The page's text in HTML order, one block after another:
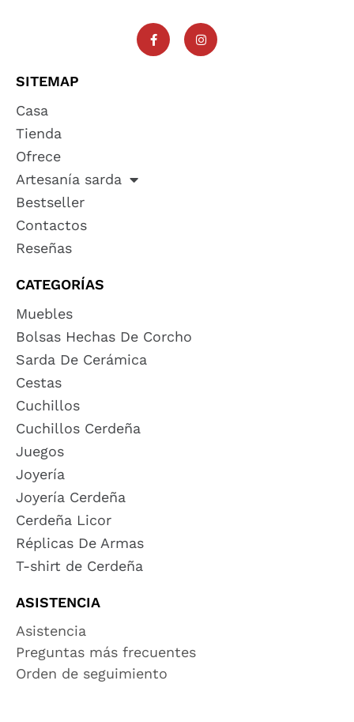
SITEMAP
Casa
Tienda
Ofrece
Artesanía sarda
Bestseller
Contactos
Reseñas
CATEGORÍAS
Muebles
Bolsas Hechas De Corcho
Sarda De Cerámica
Cestas
Cuchillos
Cuchillos Cerdeña
Juegos
Joyería
Joyería Cerdeña
Cerdeña Licor
Réplicas De Armas
T-shirt de Cerdeña
ASISTENCIA
Asistencia
Preguntas más frecuentes
Orden de seguimiento